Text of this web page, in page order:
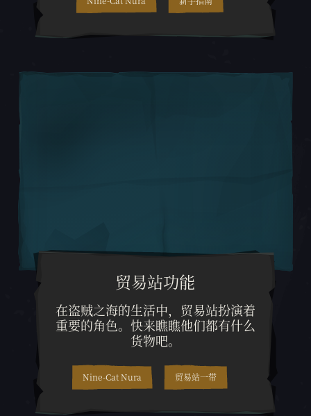
贸易站功能
在盗贼之海的生活中，贸易站扮演着
重要的角色。快来瞧瞧他们都有什么
货物吧。
在盗贼之海的生活中，贸易站
Nine-Cat Nura 贸易站一带